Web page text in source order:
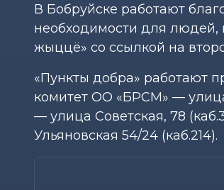
В Бобруйске работают
необходимости для людей,
жыццё» со ссылкой на
«Пункты добра» работают
комитет ОО «БРСМ» —
— улица Советская, 78
Ульяновская 54/24 (каб.214).